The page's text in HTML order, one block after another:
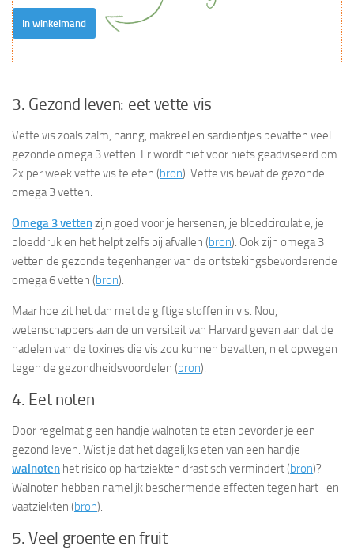
In winkelmand
3. Gezond leven: eet vette vis
Vette vis zoals zalm, haring, makreel en sardientjes bevatten veel
gezonde omega 3 vetten. Er wordt niet voor niets geadviseerd om
2x per week vette vis te eten (bron). Vette vis bevat de gezonde
omega 3 vetten.
Omega 3 vettenzijn goed voor je hersenen, je bloedcirculatie, je
bloeddruk en het helpt zelfs bij afvallen (bron). Ook zijn omega 3
vetten de gezonde tegenhanger van de ontstekingsbevorderende
omega 6 vetten (bron).
Maar hoe zit het dan met de giftige stoffen in vis. Nou,
wetenschappers aan de universiteit van Harvard geven aan dat de
nadelen van de toxines die vis zou kunnen bevatten, niet opwegen
tegen de gezondheidsvoordelen (bron).
4. Eet noten
Door regelmatig een handje walnoten te eten bevorder je een
gezond leven. Wist je dat het dagelijks eten van een handje
walnoten het risico op hartziekten drastisch vermindert (bron)?
Walnoten hebben namelijk beschermende effecten tegen hart- en
vaatziekten (bron).
5. Veel groente en fruit